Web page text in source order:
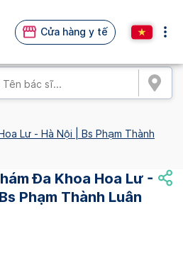
Cửa hàng y tế
Lư - Hà Nội | Bs Phạm Thành
Đa Khoa Hoa Lư -
Phạm Thành Luân